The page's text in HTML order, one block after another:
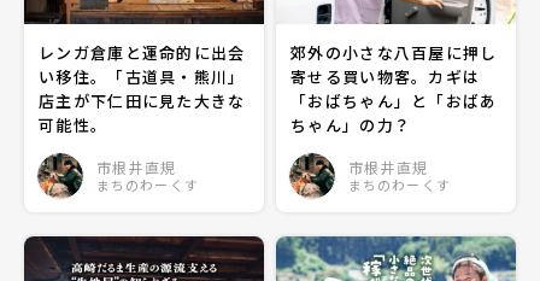
レンガ倉庫と運命的に出会
い移住。「古道具・熊川」
店主が下仁田に見た大きな
可能性。
市根井直規
まちのわーくす
郊外の小さな八百屋に押し
寄せる買い物客。カギは
「おばちゃん」と「おばあ
ちゃん」の力？
市根井直規
まちのわーくす